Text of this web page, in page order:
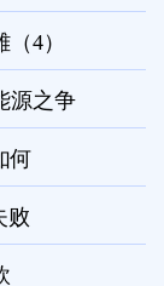
4）
源之争
何
败